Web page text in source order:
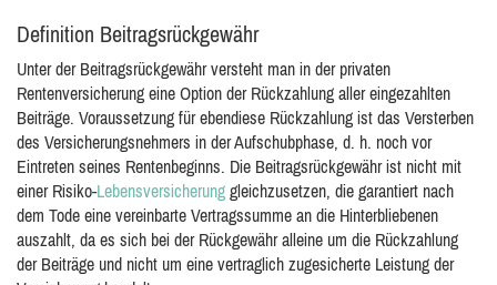
Definition Beitragsrückgewähr
Unter der Beitragsrückgewähr versteht man in der privaten
Rentenversicherung eine Option der Rückzahlung aller eingezahlten
Beiträge. Voraussetzung für ebendiese Rückzahlung ist das Versterben
des Versicherungsnehmers in der Aufschubphase, d. h. noch vor
Eintreten seines Rentenbeginns. Die Beitragsrückgewähr ist nicht mit
einer Risiko-Lebensversicherung gleichzusetzen, die garantiert nach
dem Tode eine vereinbarte Vertragssumme an die Hinterbliebenen
auszahlt, da es sich bei der Rückgewähr alleine um die Rückzahlung
der Beiträge und nicht um eine vertraglich zugesicherte Leistung der